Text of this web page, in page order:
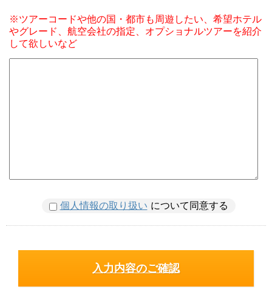
※ツアーコードや他の国・都市も周遊したい、希望ホテル
やグレード、航空会社の指定、オプショナルツアーを紹介
して欲しいなど
個人情報の取り扱い について同意する